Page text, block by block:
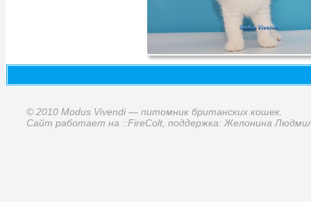
© 2010 Modus Vivendi — питомник британских кошек.
Сайт работает на ::FireColt, поддержка: Желонина